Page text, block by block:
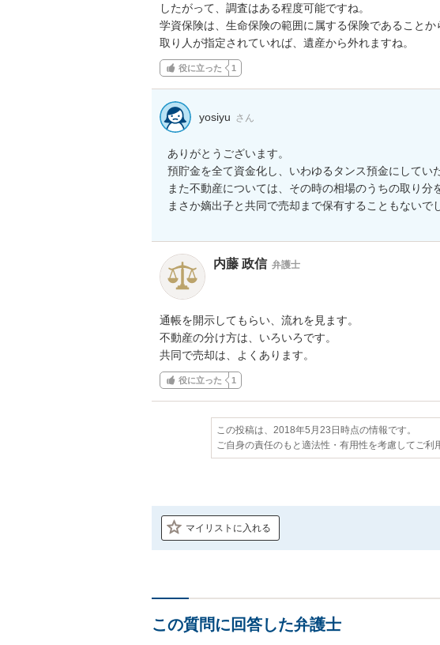
したがって、調査はある程度可能ですね。
学資保険は、生命保険の範囲に属する保険であることか
取り人が指定されていれば、遺産から外れますね。
役に立った 1
yosiyu さん
ありがとうございます。
預貯金を全て資金化し、いわゆるタンス預金にしてい
また不動産については、その時の相場のうちの取り分
まさか嫡出子と共同で売却まで保有することもないで
内藤 政信 弁護士
通帳を開示してもらい、流れを見ます。
不動産の分け方は、いろいろです。
共同で売却は、よくあります。
役に立った 1
この投稿は、2018年5月23日時点の情報です。
ご自身の責任のもと適法性・有用性を考慮してご利
マイリストに入れる
この質問に回答した弁護士